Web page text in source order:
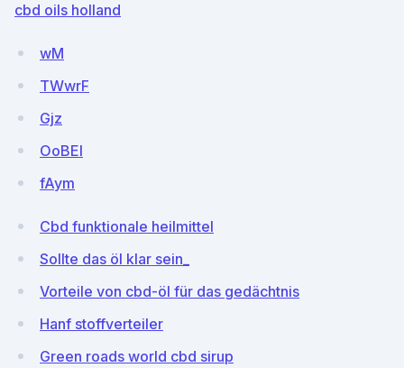
cbd oils holland
wM
TWwrF
Gjz
OoBEI
fAym
Cbd funktionale heilmittel
Sollte das öl klar sein_
Vorteile von cbd-öl für das gedächtnis
Hanf stoffverteiler
Green roads world cbd sirup